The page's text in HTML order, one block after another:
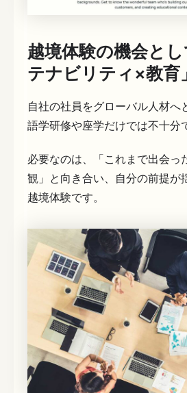
越境体験の機会と
テナビリティ×教育
自社の社員をグローバル人材へ
語学研修や座学だけでは不十分
必要なのは、「これまで出会っ
観」と向き合い、自分の前提が
越境体験です。